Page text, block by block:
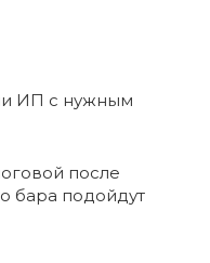
ИП с нужным
после
бара подойдут